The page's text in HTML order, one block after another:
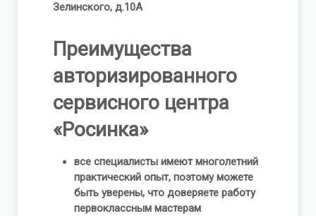
Зелинского, д.10А
Преимущества
авторизированного
сервисного центра
«Росинка»
все специалисты имеют многолетний
практический опыт, поэтому можете
быть уверены, что доверяете работу
первоклассным мастерам